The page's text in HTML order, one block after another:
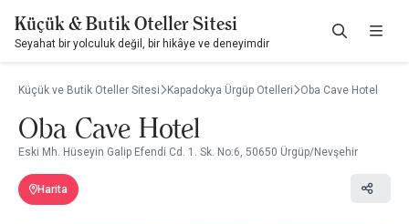
Küçük & Butik Oteller Sitesi
Seyahat bir yolculuk değil, bir hikâye ve deneyimdir
Küçük ve Butik Oteller Sitesi Kapadokya Ürgüp Otelleri Oba Cave Hotel
Oba Cave Hotel
Eski Mh. Hüseyin Galip Efendi Cd. 1. Sk. No:6, 50650 Ürgüp/Nevşehir
Harita